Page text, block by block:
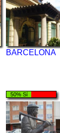
BARCELONA
50% Sí